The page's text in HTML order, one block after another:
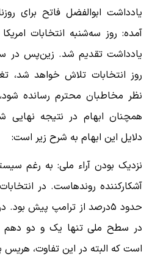
یادداشت ابوالفضل فاتح برای
آمده: روز سه‌شنبه انتخابات
یادداشت تقدیم شد. زین‌پس در
روز انتخابات تلاش خواهد شد،
نظر مخاطبان محترم رسانده
همچنان ابهام در نتیجه نهایی
دلایل این ابهام به شرح زیر است:
نزدیک بودن آراء ملی: به رغم
حدود ۵‌درصد از ترامپ پیش
در سطح ملی تنها یک و دو دهم
است که البته در این تفاوت،